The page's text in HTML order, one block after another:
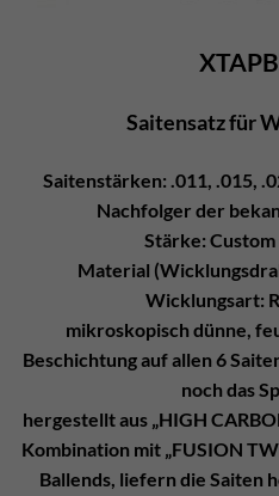
Saitensatz für
Saitenstärken: .011, .015,
Nachfolger der
Stärke: Custom
Material
Wicklungsart:
mikroskopisch dünne,
Beschichtung auf allen 6
noch das
hergestellt aus „HIGH
Kombination mit „FUSION
Ballends, liefern die Saiten